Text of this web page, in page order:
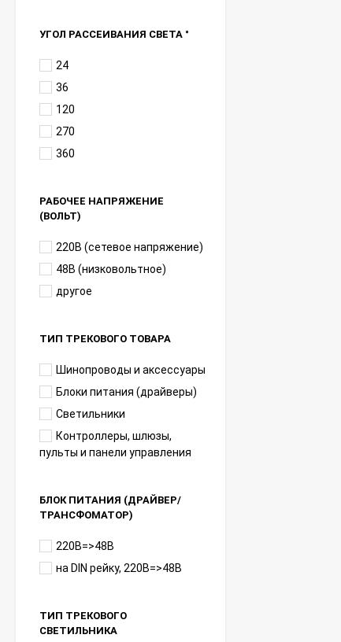
УГОЛ РАССЕИВАНИЯ СВЕТА °
24
36
120
270
360
РАБОЧЕЕ НАПРЯЖЕНИЕ
(ВОЛЬТ)
220В (сетевое напряжение)
48В (низковольтное)
другое
ТИП ТРЕКОВОГО ТОВАРА
Шинопроводы и аксессуары
Блоки питания (драйверы)
Светильники
Контроллеры, шлюзы,
пульты и панели управления
БЛОК ПИТАНИЯ (ДРАЙВЕР/
ТРАНСФОМАТОР)
220В=>48В
на DIN рейку, 220В=>48В
ТИП ТРЕКОВОГО
СВЕТИЛЬНИКА